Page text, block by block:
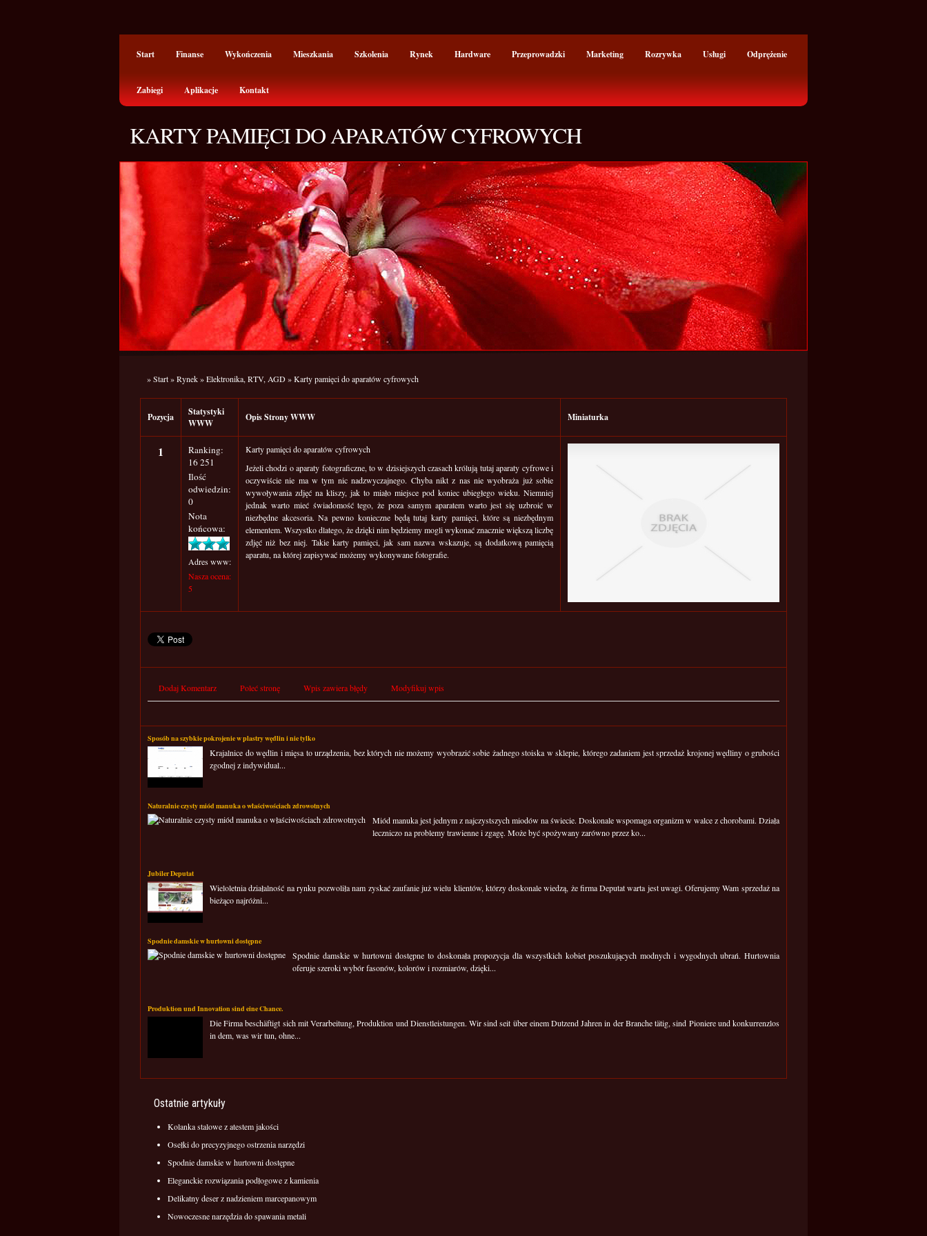
Start Finanse Wykończenia Mieszkania Szkolenia Rynek Hardware Przeprowadzki Marketing Rozrywka Usługi Odprężenie
Zabiegi Aplikacje Kontakt
KARTY PAMIĘCI DO APARATÓW CYFROWYCH
»Start»Rynek»Elektronika, RTV, AGD»Karty pamięci do aparatów cyfrowych
Pozycja
Statystyki
WWW
Opis Strony WWW Miniaturka
1
Ranking:
16 251
Ilość
odwiedzin:
0
Nota
końcowa:
Adres www:
Nasza ocena:
5
Karty pamięci do aparatów cyfrowych
Jeżeli chodzi o aparaty fotograficzne, to w dzisiejszych czasach królują tutaj aparaty cyfrowe i
oczywiście nie ma w tym nic nadzwyczajnego. Chyba nikt z nas nie wyobraża już sobie
wywoływania zdjęć na kliszy, jak to miało miejsce pod koniec ubiegłego wieku. Niemniej
jednak warto mieć świadomość tego, że poza samym aparatem warto jest się uzbroić w
niezbędne akcesoria. Na pewno konieczne będą tutaj karty pamięci, które są niezbędnym
elementem. Wszystko dlatego, że dzięki nim będziemy mogli wykonać znacznie większą liczbę
zdjęć niż bez niej. Takie karty pamięci, jak sam nazwa wskazuje, są dodatkową pamięcią
aparatu, na której zapisywać możemy wykonywane fotografie.
Dodaj Komentarz Poleć stronę Wpis zawiera błędy Modyfikuj wpis
Sposób na szybkie pokrojenie w plastry wędlin i nie tylko
Krajalnice do wędlin i mięsa to urządzenia, bez których nie możemy wyobrazić sobie żadnego stoiska w sklepie, którego zadaniem jest sprzedaż krojonej wędliny o grubości
zgodnej z indywidual...
Naturalnie czysty miód manuka o właściwościach zdrowotnych
Miód manuka jest jednym z najczystszych miodów na świecie. Doskonale wspomaga organizm w walce z chorobami. Działa
leczniczo na problemy trawienne i zgagę. Może być spożywany zarówno przez ko...
Jubiler Deputat
Wieloletnia działalność na rynku pozwoliła nam zyskać zaufanie już wielu klientów, którzy doskonale wiedzą, że firma Deputat warta jest uwagi. Oferujemy Wam sprzedaż na
bieżąco najróżni...
Spodnie damskie w hurtowni dostępne
Spodnie damskie w hurtowni dostępne to doskonała propozycja dla wszystkich kobiet poszukujących modnych i wygodnych ubrań. Hurtownia
oferuje szeroki wybór fasonów, kolorów i rozmiarów, dzięki...
Produktion und Innovation sind eine Chance.
Die Firma beschäftigt sich mit Verarbeitung, Produktion und Dienstleistungen. Wir sind seit über einem Dutzend Jahren in der Branche tätig, sind Pioniere und konkurrenzlos
in dem, was wir tun, ohne...
Ostatnie artykuły
Kolanka stalowe z atestem jakości
Osełki do precyzyjnego ostrzenia narzędzi
Spodnie damskie w hurtowni dostępne
Eleganckie rozwiązania podłogowe z kamienia
Delikatny deser z nadzieniem marcepanowym
Nowoczesne narzędzia do spawania metali